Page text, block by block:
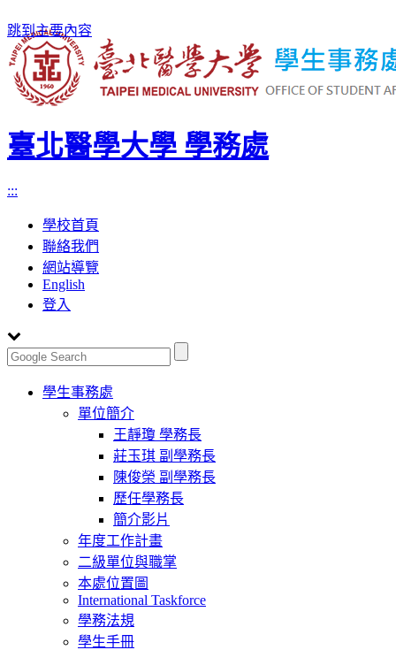
跳到主要內容
臺北醫學大學 學務處
:::
學校首頁
聯絡我們
網站導覽
English
登入
Toggle
navigation
學生事務處
單位簡介
王靜瓊 學務長
莊玉琪 副學務長
陳俊榮 副學務長
歷任學務長
簡介影片
年度工作計畫
二級單位與職掌
本處位置圖
International Taskforce
學務法規
學生手冊